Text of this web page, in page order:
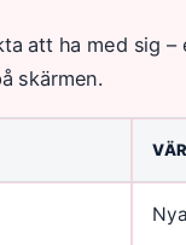
att ha med sig
skärmen.